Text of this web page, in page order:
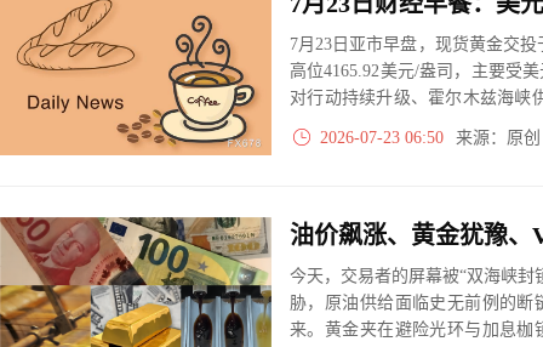
7月23日亚市早盘，现货黄金交
高位4165.92美元/盎司，主要受
对行动持续升级、霍尔木兹海峡
油现交投于88.17美元/桶附近，
2026-07-23 06:50 来源：原
今天，交易者的屏幕被“双海峡
胁，原油供给面临史无前例的
来。黄金夹在避险光环与加息枷